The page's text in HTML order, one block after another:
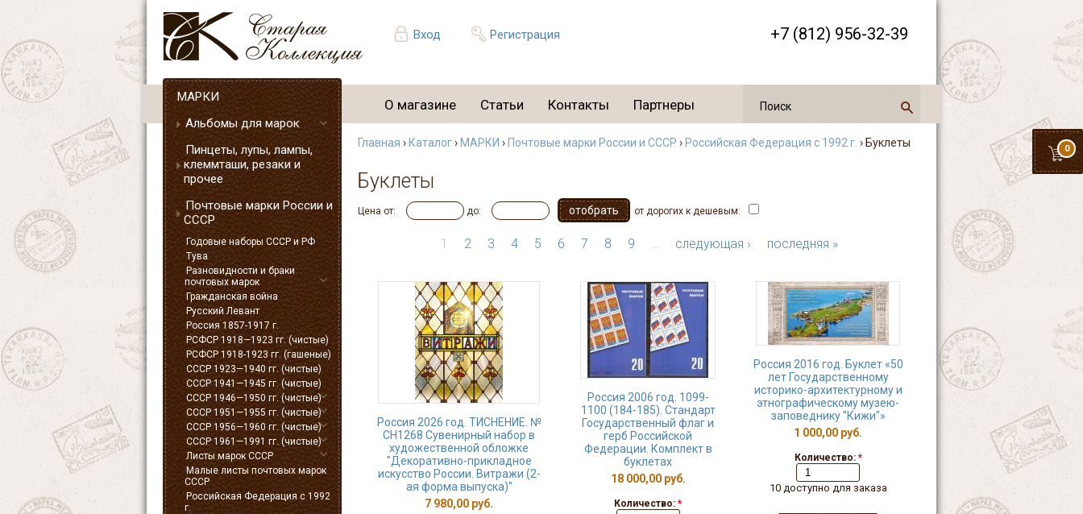
Вход Регистрация +7 (812) 956-32-39
0
О магазине Статьи Контакты Партнеры
МАРКИ
Альбомы для марок
Пинцеты, лупы, лампы,
клеммташи, резаки и
прочее
Почтовые марки России и
СССР
Годовые наборы СССР и РФ
Тува
Разновидности и браки
почтовых марок
Гражданская война
Русский Левант
Россия 1857-1917 г.
РСФСР 1918—1923 гг. (чистые)
РСФСР 1918-1923 гг. (гашеные)
СССР 1923—1940 гг. (чистые)
СССР 1941—1945 гг. (чистые)
СССР 1946—1950 гг. (чистые)
СССР 1951—1955 гг. (чистые)
СССР 1956—1960 гг. (чистые)
СССР 1961—1991 гг. (чистые)
Листы марок СССР
Малые листы почтовых марок
СССР
Российская Федерация с 1992
г.
Главная › Каталог› МАРКИ › Почтовые марки России и СССР › Российская Федерация с 1992 г. › Буклеты
Буклеты
Цена от: до: от дорогих к дешевым:
1 2 3 4 5 6 7 8 9 … следующая › последняя »
Россия 2026 год. ТИСНЕНИЕ. №
СН1268 Сувенирный набор в
художественной обложке
"Декоративно-прикладное
искусство России. Витражи (2-
ая форма выпуска)"
7 980,00 руб.
Россия 2006 год. 1099-
1100 (184-185). Стандарт
Государственный флаг и
герб Российской
Федерации. Комплект в
буклетах
18 000,00 руб.
Количество: *
Россия 2016 год. Буклет «50
лет Государственному
историко-архитектурному и
этнографическому музею-
заповеднику "Кижи"»
1 000,00 руб.
Количество: *
10 доступно для заказа